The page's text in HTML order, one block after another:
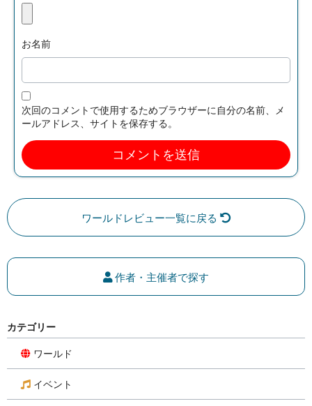
お名前
次回のコメントで使用するためブラウザーに自分の名前、メ
ールアドレス、サイトを保存する。
ワールドレビュー一覧に戻る
作者・主催者で探す
カテゴリー
ワールド
イベント